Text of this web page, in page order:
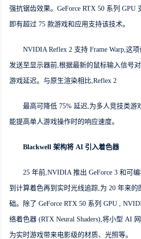
强抗锯齿效果。GeForce RTX 50 系列 GPU
即有超过 75 款游戏和应用支持该技术。
NVIDIA Reflex 2 支持 Frame Warp,这
发送至显示器前,根据最新的鼠标输入信号
游戏延迟。与原生渲染相比,Reflex 2
最高可降低 75% 延迟,为多人竞技类游
能提高单人游戏操作时的响应速度。
Blackwell 架构将 AI 引入着色器
25 年前,NVIDIA 推出 GeForce 3 和可
到计算着色再到实时光线追踪,为 20 年来的
础。除了 GeForce RTX 50 系列 GPU ,
络着色器 (RTX Neural Shaders),将小型 AI
为实时游戏带来电影级的材质、光照等。